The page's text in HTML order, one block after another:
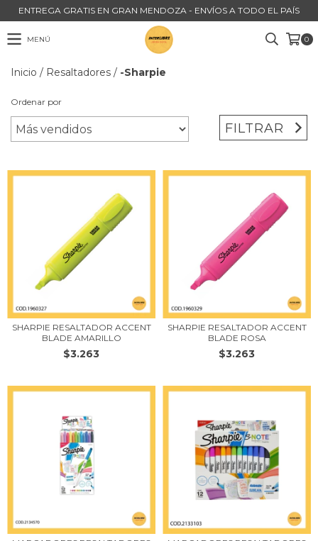
ENTREGA GRATIS EN GRAN MENDOZA - ENVÍOS A TODO EL PAÍS
MENÚ 0
Inicio / Resaltadores / -Sharpie
Ordenar por
FILTRAR
SHARPIE RESALTADOR ACCENT
BLADE AMARILLO
$3.263
SHARPIE RESALTADOR ACCENT
BLADE ROSA
$3.263